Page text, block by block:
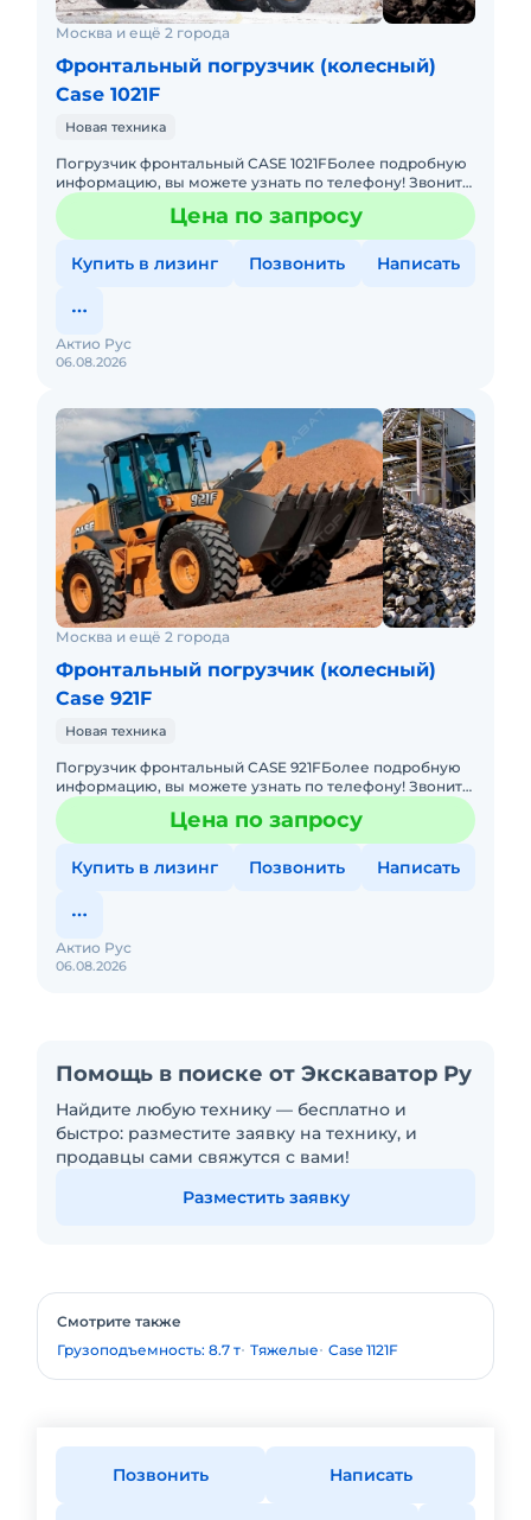
Москва и ещё 2 города
Фронтальный погрузчик (колесный)
Case 1021F
Новая техника
Погрузчик фронтальный CASE 1021FБолее подробную
информацию, вы можете узнать по телефону! Звоните
прямо сейчас! Не упустите свой шанс! Основные
преимущества: &bЦена по запросу
Купить в лизинг Позвонить Написать
06.08.2026
Актио Рус
Москва и ещё 2 города
Фронтальный погрузчик (колесный)
Case 921F
Новая техника
Погрузчик фронтальный CASE 921FБолее подробную
информацию, вы можете узнать по телефону! Звоните
прямо сейчас! Не упустите свой шанс! Основные
преимущества: &buЦена по запросу
Купить в лизинг Позвонить Написать
06.08.2026
Актио Рус
Помощь в поиске от Экскаватор Ру
Найдите любую технику — бесплатно и
быстро: разместите заявку на технику, и
продавцы сами свяжутся с вами!
Разместить заявку
Смотрите также
Грузоподъемность: 8.7 т Тяжелые Case 1121F
Позвонить Написать